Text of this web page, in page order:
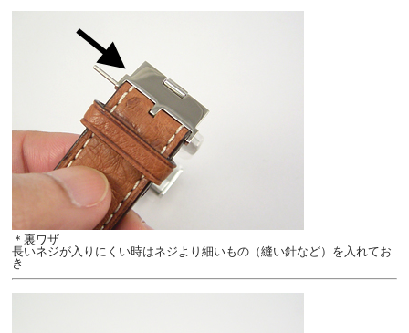
＊裏ワザ
長いネジが入りにくい時はネジより細いもの（縫い針など）を入れてお
き